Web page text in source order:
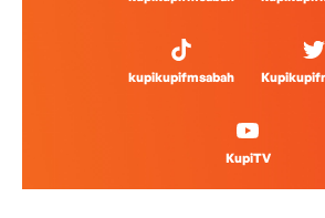
kupikupifmsabah
KupiTV